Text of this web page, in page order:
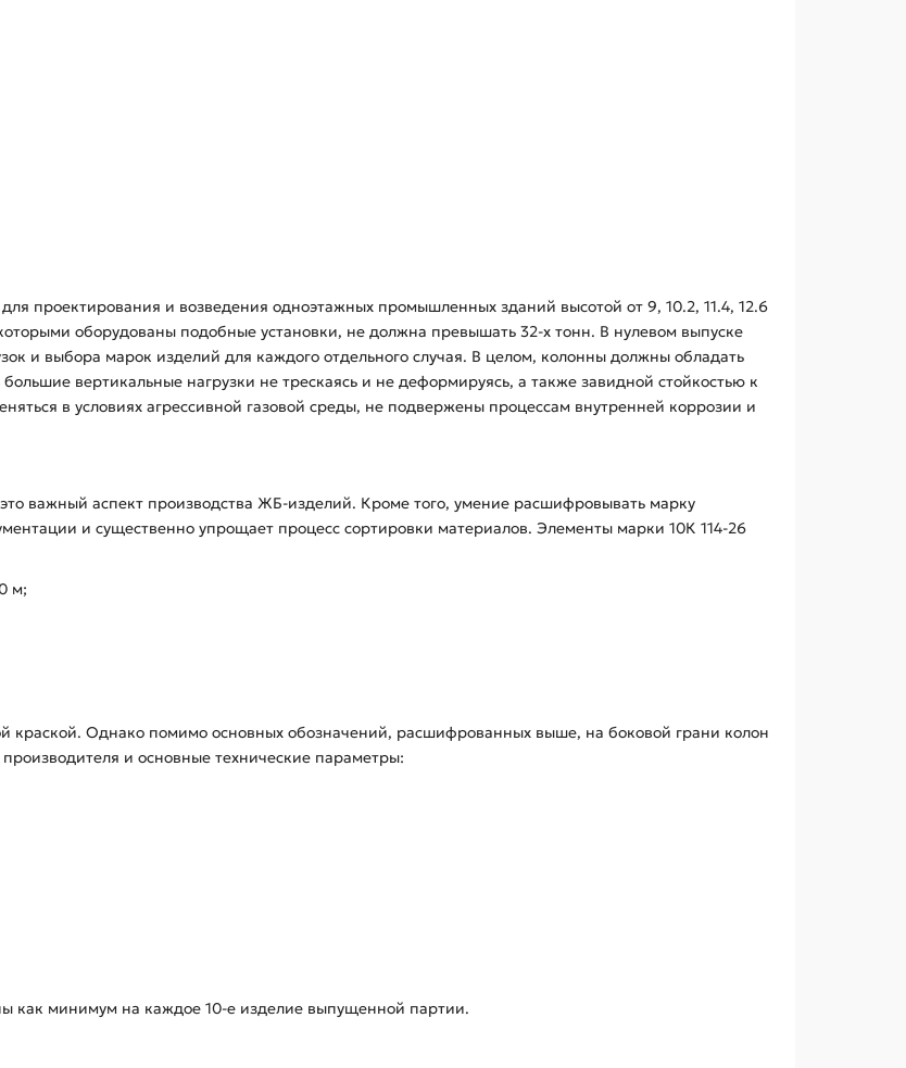
проектирования и возведения одноэтажных промышленных зданий высотой от 9, 10.2, 11.4, 12.6
оборудованы подобные установки, не должна превышать 32-х тонн. В нулевом выпуске
и выбора марок изделий для каждого отдельного случая. В целом, колонны должны обладать
вертикальные нагрузки не трескаясь и не деформируясь, а также завидной стойкостью к
в условиях агрессивной газовой среды, не подвержены процессам внутренней коррозии и
важный аспект производства ЖБ-изделий. Кроме того, умение расшифровывать марку
и существенно упрощает процесс сортировки материалов. Элементы марки 10К 114-26
м;
краской. Однако помимо основных обозначений, расшифрованных выше, на боковой грани колон
и основные технические параметры:
как минимум на каждое 10-е изделие выпущенной партии.